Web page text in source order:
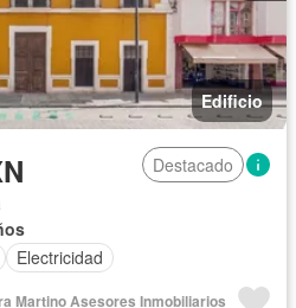
Edificio
Destacado
Electricidad
Martino Asesores Inmobiliarios